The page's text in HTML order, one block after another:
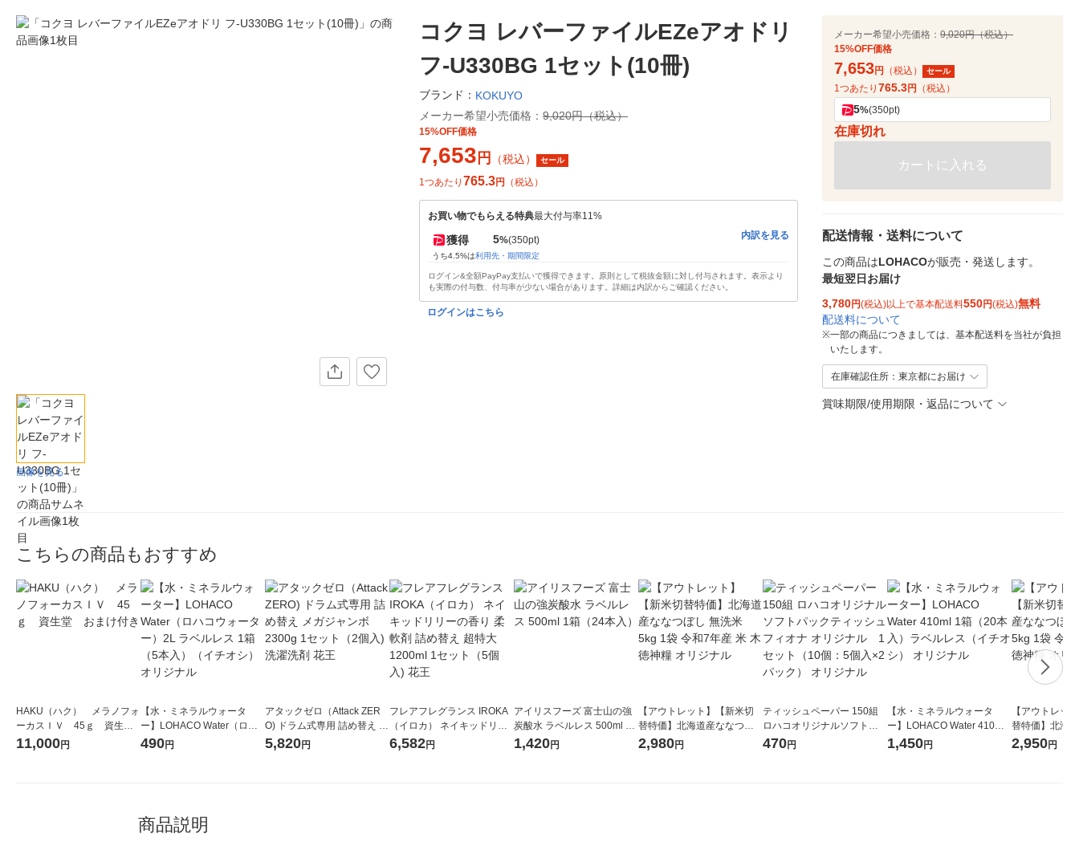
画像を見る
コクヨ レバーファイルEZeアオドリ
フ-U330BG 1セット(10冊)
ブランド： KOKUYO
メーカー希望小売価格： 9,020円（税込）
15%OFF価格
7,653 円 （税込） セール
1つあたり 765.3円 （税込）
お買い物でもらえる特典最大付与率11%
獲得 5%(350pt)
うち4.5%は利用先・期間限定
内訳を見る
ログイン&全額PayPay支払いで獲得できます。原則として税抜金額に対し付与されます。表示より
も実際の付与数、付与率が少ない場合があります。詳細は内訳からご確認ください。
ログインはこちら
メーカー希望小売価格： 9,020円（税込）
15%OFF価格
7,653円 （税込） セール
1つあたり 765.3円 （税込）
5%(350pt)
在庫切れ
カートに入れる
配送情報・送料について
この商品はLOHACOが販売・発送します。
最短翌日お届け
3,780円(税込)以上で基本配送料550円(税込)無料
配送料について
※一部の商品につきましては、基本配送料を当社が負担
いたします。
在庫確認住所：東京都にお届け
賞味期限/使用期限・返品について
こちらの商品もおすすめ
HAKU（ハク） メラノフォ
ーカスＩＶ 45ｇ 資生
堂 おまけ付き
11,000円
【水・ミネラルウォータ
ー】LOHACO Water（ロハ
コウォーター）2L ラベルレ
490円
アタックゼロ（Attack ZER
O) ドラム式専用 詰め替え メ
ガジャンボ 2300g 1セット
5,820円
フレアフレグランス IROKA
（イロカ） ネイキッドリリ
ーの香り 柔軟剤 詰め替え 超
6,582円
アイリスフーズ 富士山の強
炭酸水 ラベルレス 500ml 1
箱（24本入）
1,420円
【アウトレット】【新米切
替特価】北海道産ななつぼ
し 無洗米 5kg 1袋 令和7年産
2,980円
ティッシュペーパー 150組
ロハコオリジナルソフトパ
ックティッシュ フィオナ オ
470円
【水・ミネラルウォータ
ー】LOHACO Water 410ml
1箱（20本入）ラベルレス
1,450円
【アウトレッ
替特価】北海
し 精白米 5kg
2,950円
商品説明